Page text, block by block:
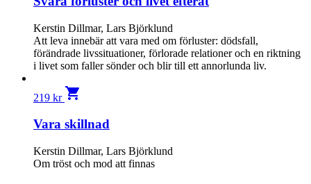
Kerstin Dillmar, Lars Björklund
Att leva innebär att vara med om förluster: dödsfall,
förändrade livssituationer, förlorade relationer och en riktning
i livet som faller sönder och blir till ett annorlunda liv.
219 kr shopping_cart
Vara skillnad
Kerstin Dillmar, Lars Björklund
Om tröst och mod att finnas